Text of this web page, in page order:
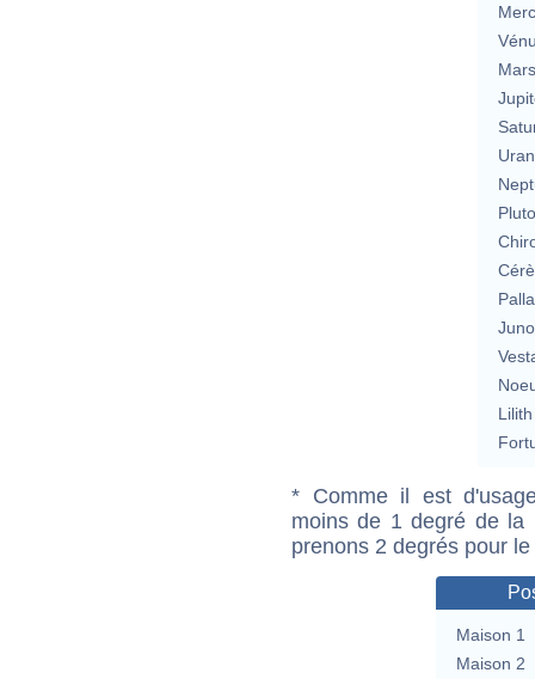
Mars
Lilith
* Comme il est
moins de 1 degré de la
prenons 2 degrés pour
Maison 1
Maison 2